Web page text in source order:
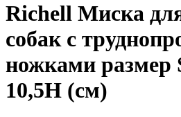
Richell Миска
собак с
ножками размер
10,5H (см)